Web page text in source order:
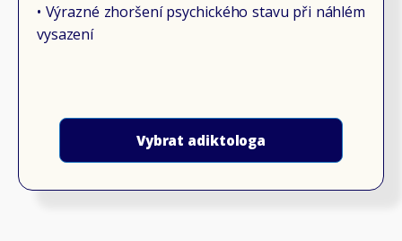
• Výrazné zhoršení psychického stavu při náhlém
vysazení
Vybrat adiktologa